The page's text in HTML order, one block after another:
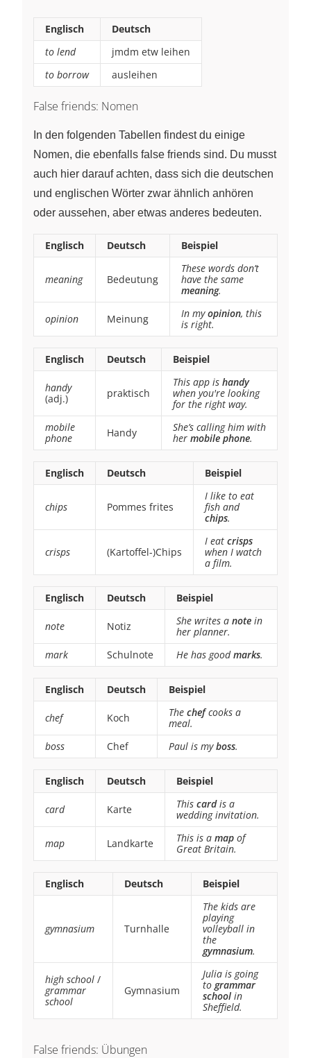
Englisch
Deutsch
to lend
jmdm etw leihen
to borrow
ausleihen
False friends: Nomen
In den folgenden Tabellen findest du einige
Nomen, die ebenfalls false friends sind. Du musst
auch hier darauf achten, dass sich die deutschen
und englischen Wörter zwar ähnlich anhören
oder aussehen, aber etwas anderes bedeuten.
Englisch Deutsch Beispiel
meaning Bedeutung
These words don’t
have the same
meaning.
opinion Meinung In myopinion, this
is right.
Englisch Deutsch Beispiel
handy
(adj.)
praktisch
This app is handy
when you're looking
for the right way.
mobile
phone
Handy
She’s calling him with
her mobile phone.
Englisch Deutsch Beispiel
chips Pommes frites
I like to eat
fish and
chips.
crisps (Kartoffel-)Chips
I eat crisps
when I watch
a film.
Englisch Deutsch Beispiel
note Notiz She writes a note in
her planner.
mark
Schulnote He has goodmarks.
Englisch Deutsch Beispiel
chef Koch The chefcooks a
meal.
boss
Chef Paul is myboss.
Englisch Deutsch Beispiel
card Karte This cardis a
wedding invitation.
map Landkarte This is a map of
Great Britain.
Englisch Deutsch Beispiel
gymnasium Turnhalle
The kids are
playing
volleyball in
the
gymnasium.
high school /
grammar
school
Gymnasium
Julia is going
to grammar
school in
Sheffield.
False friends: Übungen